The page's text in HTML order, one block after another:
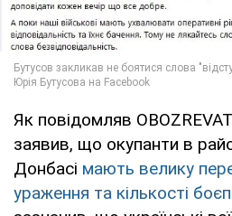
Як повідомляв
заявив, що окупанти в
Донбасі мають велику
ураження та кількості